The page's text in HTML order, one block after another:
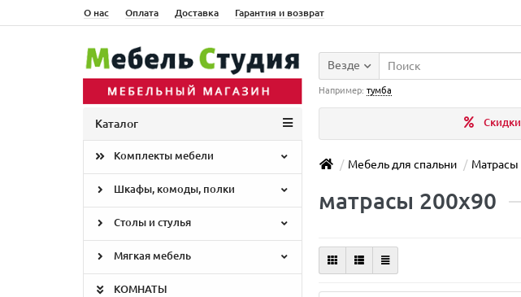
О нас Оплата Доставка Гарантия и возврат
Везде
Например: тумба
Скидки
Каталог
Комплекты мебели
Шкафы, комоды, полки
Столы и стулья
Мягкая мебель
КОМНАТЫ
Мебель для спальни Матрасы
матрасы 200x90